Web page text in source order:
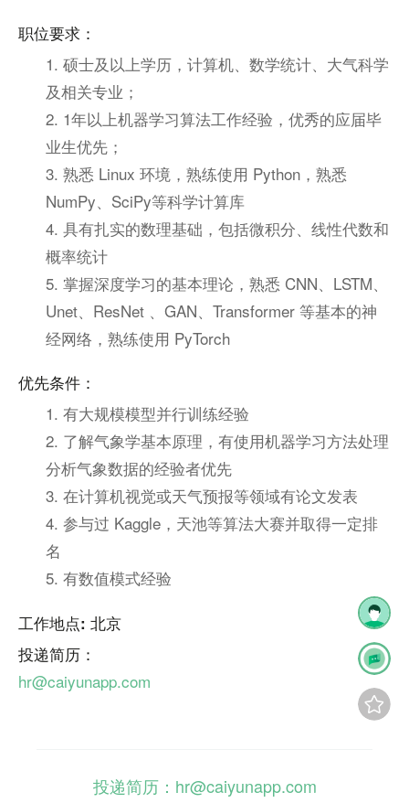
职位要求：
1. 硕士及以上学历，计算机、数学统计、大气科学
及相关专业；
2. 1年以上机器学习算法工作经验，优秀的应届毕
业生优先；
3. 熟悉 Linux 环境，熟练使用 Python，熟悉
NumPy、SciPy等科学计算库
4. 具有扎实的数理基础，包括微积分、线性代数和
概率统计
5. 掌握深度学习的基本理论，熟悉 CNN、LSTM、
Unet、ResNet 、GAN、Transformer 等基本的神
经网络，熟练使用 PyTorch
优先条件：
1. 有大规模模型并行训练经验
2. 了解气象学基本原理，有使用机器学习方法处理
分析气象数据的经验者优先
3. 在计算机视觉或天气预报等领域有论文发表
4. 参与过 Kaggle，天池等算法大赛并取得一定排
名
5. 有数值模式经验
工作地点: 北京
投递简历：
hr@caiyunapp.com
投递简历：hr@caiyunapp.com